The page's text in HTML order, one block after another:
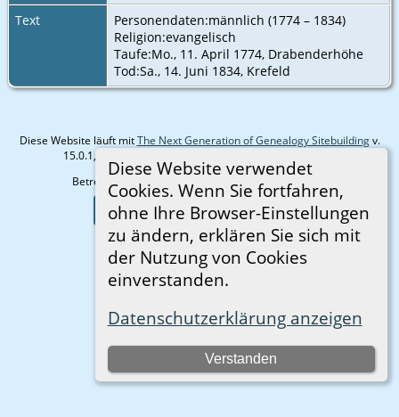
Diese Website verwendet
Cookies. Wenn Sie fortfahren,
ohne Ihre Browser-Einstellungen
zu ändern, erklären Sie sich mit
der Nutzung von Cookies
einverstanden.
Datenschutzerklärung anzeigen
Verstanden
Text
Personendaten:männlich (1774 – 1834)
Religion:evangelisch
Taufe:Mo., 11. April 1774, Drabenderhöhe
Tod:Sa., 14. Juni 1834, Krefeld
Diese Website läuft mitThe Next Generation of Genealogy Sitebuildingv.
15.0.1, programmiert von Darrin Lythgoe © 2001-2026.
Betreut von
Gisela Strauß Datenschutzerklärung
Zur Desktop-Webseite wechseln